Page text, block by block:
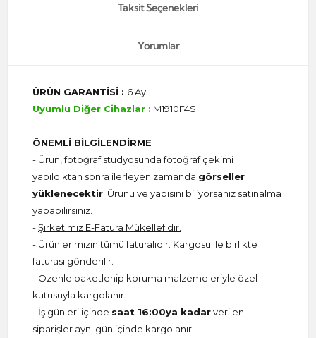
Taksit Seçenekleri
Yorumlar
ÜRÜN GARANTİSİ : 6 Ay
Uyumlu Diğer Cihazlar : M1910F4S
ÖNEMLİ BİLGİLENDİRME
- Ürün, fotoğraf stüdyosunda fotoğraf çekimi
yapıldıktan sonra ilerleyen zamanda görseller
yüklenecektir Ürünü ve yapısını biliyorsanız satınalma
yapabilirsiniz.
-Şirketimiz E-Fatura Mükellefidir.
- Ürünlerimizin tümü faturalıdır. Kargosu ile birlikte
faturası gönderilir.
- Özenle paketlenip koruma malzemeleriyle özel
kutusuyla kargolanır.
- İş günleri içinde saat 16:00ya kadarverilen
siparişler aynı gün içinde kargolanır.